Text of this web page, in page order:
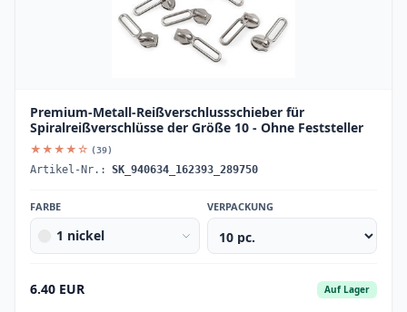
Premium-Metall-Reißverschlussschieber für
Spiralreißverschlüsse der Größe 10 - Ohne Feststeller
★★★★☆ (39)
Artikel-Nr.: SK_940634_162393_289750
FARBE
1 nickel
VERPACKUNG
6.40 EUR Auf Lager